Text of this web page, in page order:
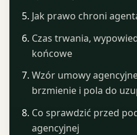
Jak prawo chroni
Czas trwania,
końcowe
Wzór umowy
brzmienie i pola do
Co sprawdzić przed
agencyjnej